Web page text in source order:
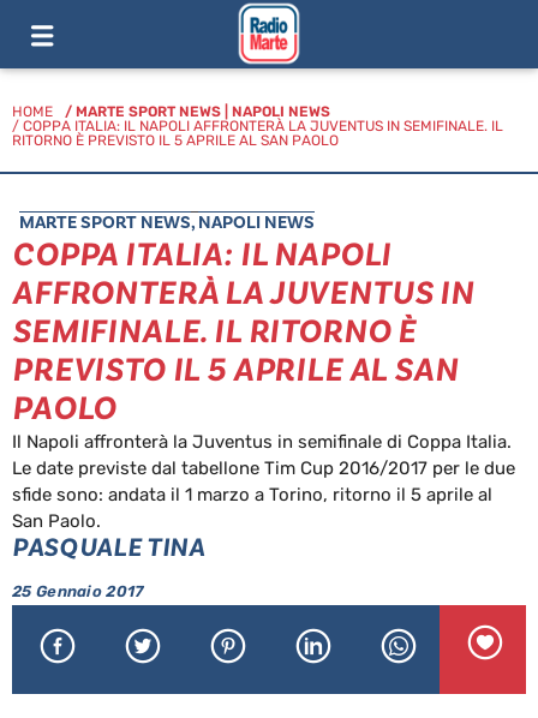
HOME / MARTE SPORT NEWS
NAPOLI NEWS
/ COPPA ITALIA: IL NAPOLI AFFRONTERÀ LA JUVENTUS IN SEMIFINALE. IL
RITORNO È PREVISTO IL 5 APRILE AL SAN PAOLO
MARTE SPORT NEWS, NAPOLI NEWS
COPPA ITALIA: IL NAPOLI
AFFRONTERÀ LA JUVENTUS IN
SEMIFINALE. IL RITORNO È
PREVISTO IL 5 APRILE AL SAN
PAOLO
Il Napoli affronterà la Juventus in semifinale di Coppa Italia.
Le date previste dal tabellone Tim Cup 2016/2017 per le due
sfide sono: andata il 1 marzo a Torino, ritorno il 5 aprile al
San Paolo.
PASQUALE TINA
25 Gennaio 2017